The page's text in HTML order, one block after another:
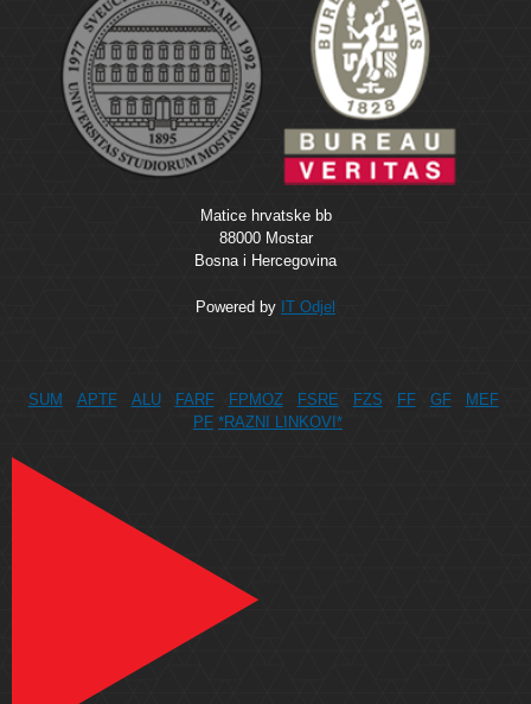
Matice hrvatske bb
88000 Mostar
Bosna i Hercegovina
Powered by IT Odjel
SUM APTF ALU FARF FPMOZ FSRE FZS FF GF
MEF
PF *RAZNI LINKOVI*